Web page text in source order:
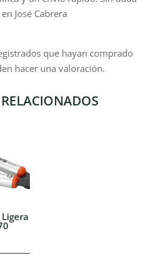
José Cabrera
que hayan comprado
hacer una valoración.